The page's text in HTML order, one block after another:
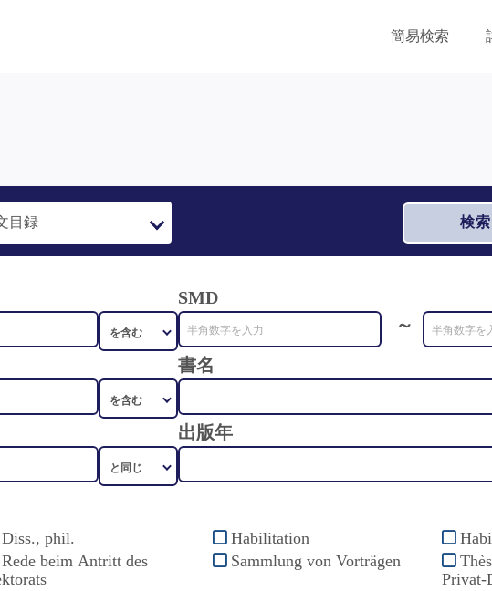
簡易検索
検索
SMD
～
書名
出版年
Diss., phil. Habilitation
Rede beim Antritt des
Sammlung von Vorträgen
Privat-